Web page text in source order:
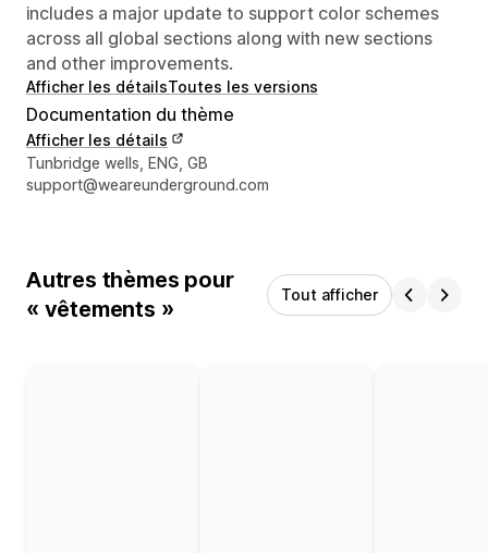
includes a major update to support color schemes
across all global sections along with new sections
and other improvements.
Afficher les détailsToutes les versions
Documentation du thème
Afficher les détails
Coordonnées du concepteur
Tunbridge wells, ENG, GB
support@weareunderground.com
Autres thèmes pour
« vêtements »
Tout afficher